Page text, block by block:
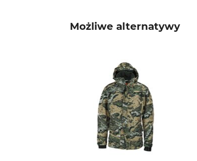
Możliwe alternatywy